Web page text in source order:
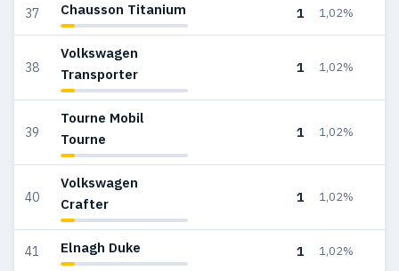
37 Chausson Titanium 1 1,02%
38
Volkswagen
Transporter
1 1,02%
39
Tourne Mobil
Tourne
1 1,02%
40
Volkswagen
Crafter
1 1,02%
41 Elnagh Duke 1 1,02%